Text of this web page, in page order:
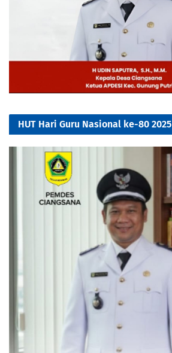
HUT Hari Guru Nasional ke-80 2025